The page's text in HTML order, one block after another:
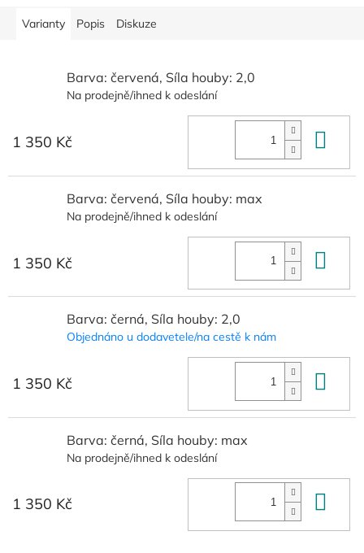
Varianty Popis Diskuze
Barva: červená, Síla houby: 2,0
Na prodejně/ihned k odeslání
1 350 Kč
Barva: červená, Síla houby: max
Na prodejně/ihned k odeslání
1 350 Kč
Barva: černá, Síla houby: 2,0
Objednáno u dodavetele/na cestě k nám
1 350 Kč
Barva: černá, Síla houby: max
Na prodejně/ihned k odeslání
1 350 Kč